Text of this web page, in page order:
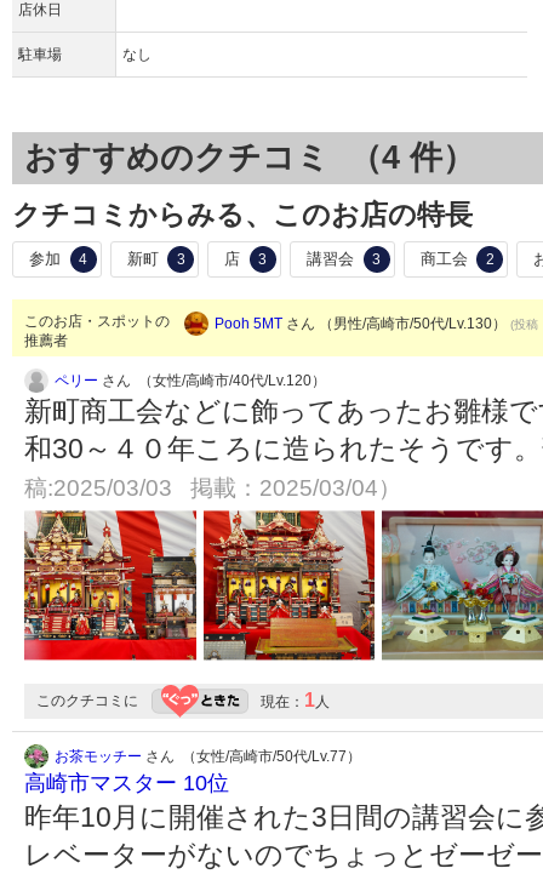
店休日
駐車場 なし
おすすめのクチコミ （4 件）
クチコミからみる、このお店の特長
参加 4 新町 3 店 3 講習会 3 商工会 2
このお店・スポットの
推薦者
Pooh 5MT さん （男性/高崎市/50代/Lv.130） (投稿
ペリー さん （女性/高崎市/40代/Lv.120）
新町商工会などに飾ってあったお雛様
和30～４０年ころに造られたそうです
稿:2025/03/03 掲載：2025/03/04）
このクチコミに 現在： 1 人
お茶モッチー さん （女性/高崎市/50代/Lv.77）
高崎市マスター 10位
昨年10月に開催された3日間の講習会に
レベーターがないのでちょっとゼーゼ